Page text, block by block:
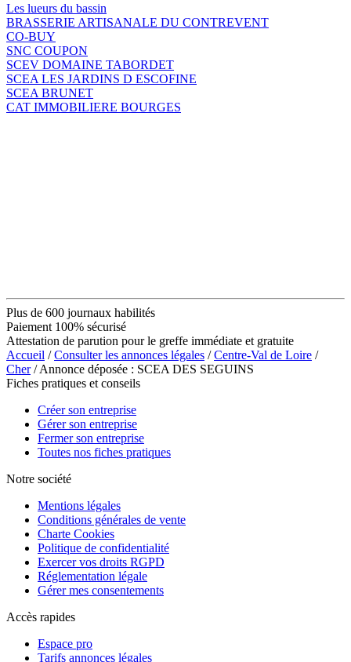
Les lueurs du bassin
BRASSERIE ARTISANALE DU CONTREVENT
CO-BUY
SNC COUPON
SCEV DOMAINE TABORDET
SCEA LES JARDINS D ESCOFINE
SCEA BRUNET
CAT IMMOBILIERE BOURGES
Plus de 600 journaux habilités
Paiement 100% sécurisé
Attestation de parution pour le greffe immédiate et gratuite
Accueil /Consulter les annonces légales /Centre-Val de Loire /
Cher/ Annonce déposée : SCEA DES SEGUINS
Fiches pratiques et conseils
Créer son entreprise
Gérer son entreprise
Fermer son entreprise
Toutes nos fiches pratiques
Notre société
Mentions légales
Conditions générales de vente
Charte Cookies
Politique de confidentialité
Exercer vos droits RGPD
Réglementation légale
Gérer mes consentements
Accès rapides
Espace pro
Tarifs annonces légales